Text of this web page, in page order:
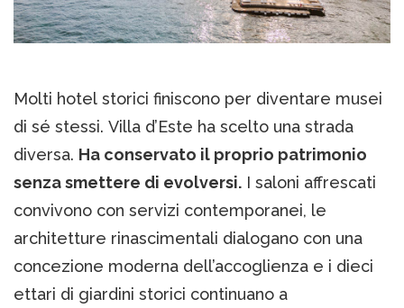
Molti hotel storici finiscono per diventare musei
di sé stessi. Villa d’Este ha scelto una strada
diversa. Ha conservato il proprio patrimonio
senza smettere di evolversi. I saloni affrescati
convivono con servizi contemporanei, le
architetture rinascimentali dialogano con una
concezione moderna dell’accoglienza e i dieci
ettari di giardini storici continuano a